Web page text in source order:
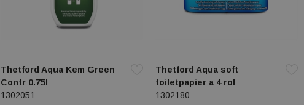
Thetford Aqua Kem Green
Contr 0.75l
1302051
Thetford Aqua soft
toiletpapier a 4 rol
1302180